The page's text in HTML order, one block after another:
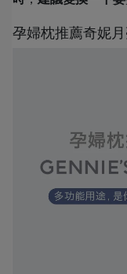
孕婦枕推薦奇妮